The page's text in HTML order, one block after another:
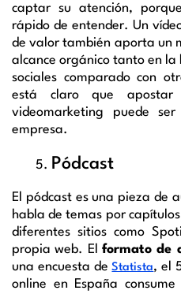
captar su atención,
rápido de entender. Un
de valor también aporta un
alcance orgánico tanto en la
sociales comparado con
está claro que
videomarketing puede
empresa.
Pódcast
El pódcast es una pieza de
habla de temas por
diferentes sitios como
propia web. El formato de
una encuesta deStatista, el
online en España